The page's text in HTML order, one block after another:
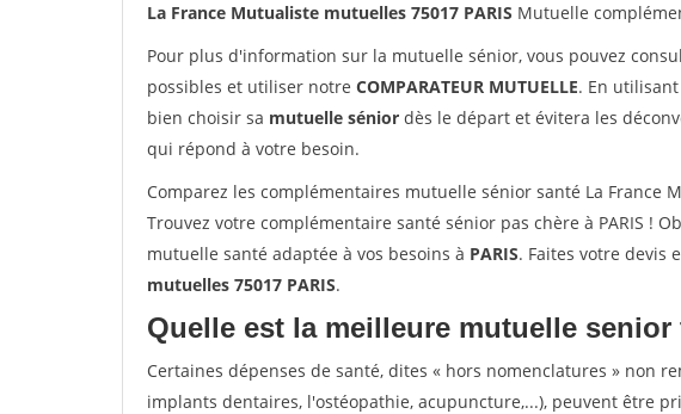
La France Mutualiste mutuelles 75017 PARIS Mutuelle
Pour plus d'information sur la mutuelle sénior, vous pouvez
possibles et utiliser notre COMPARATEUR MUTUELLE. En
bien choisir sa mutuelle sénior dès le départ et évitera les
qui répond à votre besoin.
Comparez les complémentaires mutuelle sénior santé La France
Trouvez votre complémentaire santé sénior pas chère à PARIS !
mutuelle santé adaptée à vos besoins à PARIS. Faites votre devis
mutuelles 75017 PARIS.
Quelle est la meilleure mutuelle senior
Certaines dépenses de santé, dites « hors nomenclatures » non
implants dentaires, l'ostéopathie, acupuncture,...), peuvent être